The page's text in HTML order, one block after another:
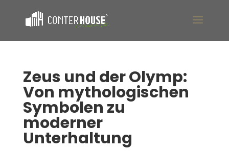
Zeus und der Olymp:
Von mythologischen
Symbolen zu
moderner
Unterhaltung